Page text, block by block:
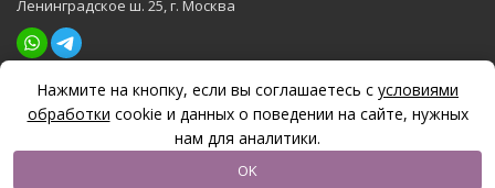
Нажмите на кнопку, если вы соглашаетесь с условиями
обработки cookie и данных о поведении на сайте, нужных
нам для аналитики.
OK
Ленинградское ш. 25, г. Москва
Задать вопрос
Интернет-магазин обоев oboi-torg © 2026